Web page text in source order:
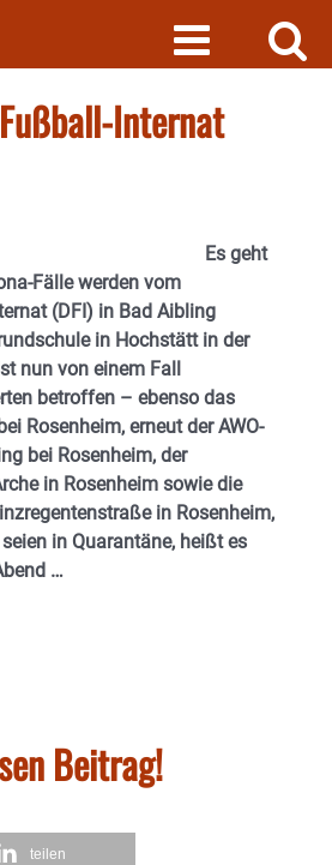
Internat
Es geht
Fälle werden vom
(DFI) in Bad Aibling
in Hochstätt in der
nun von einem Fall
betroffen – ebenso das
Rosenheim, erneut der AWO-
bei Rosenheim, der
in Rosenheim sowie die
in Rosenheim,
in Quarantäne, heißt es
…
Beitrag!
teilen